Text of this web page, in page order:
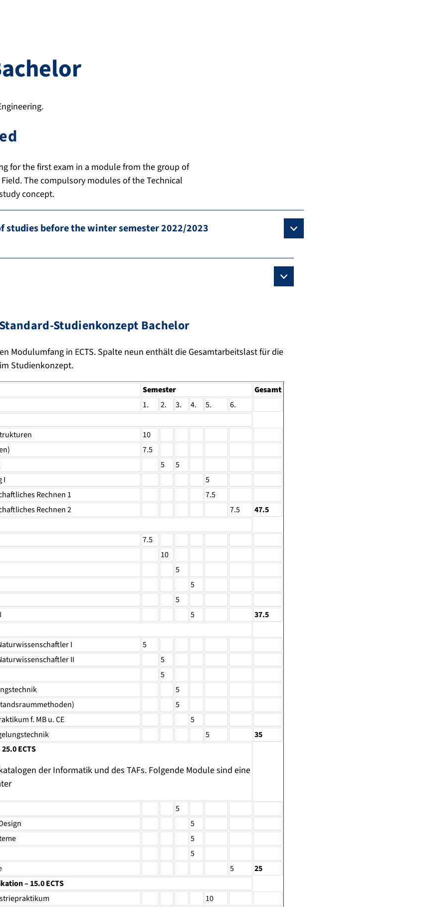
for the first exam in a module from the group of
The compulsory modules of the Technical
concept.
studies before the winter semester 2022/2023
Studienkonzept Bachelor
Modulumfang in ECTS. Spalte neun enthält die Gesamtarbeitslast für die
Studienkonzept.
Semester
Gesamt
1.
2. 3. 4. 5.
6.
10
7.5
5
5
I
5
Rechnen 1
7.5
Rechnen 2
7.5
47.5
7.5
10
5
5
5
5
37.5
I
5
II
5
5
5
5
f. MB u. CE
5
5
35
ECTS
der Informatik und des TAFs. Folgende Module sind eine
5
5
5
5
5
25
– 15.0 ECTS
10